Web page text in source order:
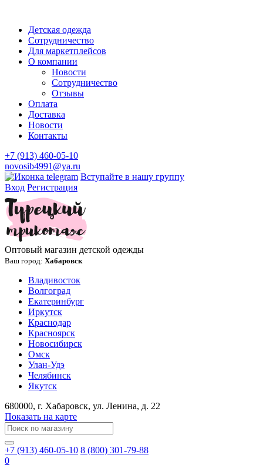
Детская одежда
Сотрудничество
Для маркетплейсов
О компании
Новости
Сотрудничество
Отзывы
Оплата
Доставка
Новости
Контакты
+7 (913) 460-05-10
novosib4991@ya.ru
Вступайте в нашу группу
Вход Регистрация
Оптовый магазин детской одежды
Ваш город: Хабаровск
Владивосток
Волгоград
Екатеринбург
Иркутск
Краснодар
Красноярск
Новосибирск
Омск
Улан-Удэ
Челябинск
Якутск
680000, г. Хабаровск, ул. Ленина, д. 22
Показать на карте
+7 (913) 460-05-10 8 (800) 301-79-88
0